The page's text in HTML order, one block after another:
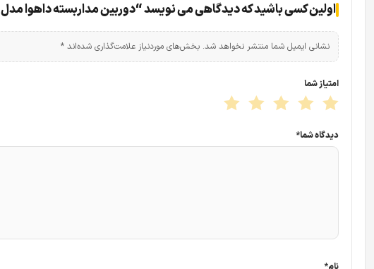
کاربردهای این محصول دوربین مداربسته
کیفیت عالی 5 مگاپیکسل در دوربین مداربسته داهوا مدل 1509TLP-A-LED
اولین کسی باشید که دیدگاهی می نویسد “دوربین مداربسته داهوا مدل HDW1509TLP-A-LED”
نشانی ایمیل شما منتشر نخواهد شد. بخش‌های موردنیاز علامت‌گذاری شده‌اند *
امتیاز شما
دیدگاه شما*